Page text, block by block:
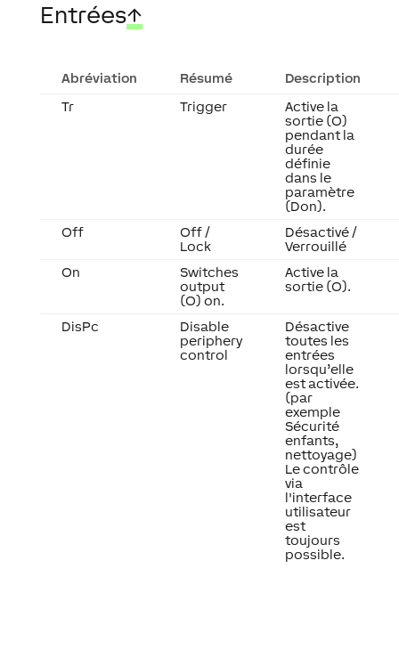
Entrées↑
Abréviation Résumé
Description
Tr
Trigger
Active la
sortie (O)
pendant la
durée
définie
dans le
paramètre
(Don).
Off
Off /
Lock
Désactivé /
Verrouillé
On
Switches
output
(O) on.
Active la
sortie (O).
DisPc
Disable
periphery
control
Désactive
toutes les
entrées
lorsqu’elle
est activée.
(par
exemple
Sécurité
enfants,
nettoyage)
Le contrôle
via
l'interface
utilisateur
est
toujours
possible.